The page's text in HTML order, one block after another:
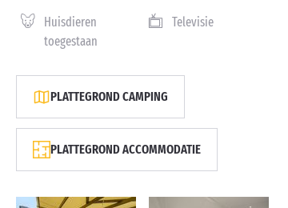
Huisdieren
toegestaan
Televisie
PLATTEGROND CAMPING
PLATTEGROND ACCOMMODATIE